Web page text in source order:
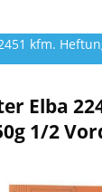
kfm.
Elba
1/2